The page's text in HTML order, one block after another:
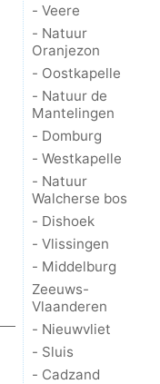
- Veere
- Natuur
Oranjezon
- Oostkapelle
- Natuur de
Mantelingen
- Domburg
- Westkapelle
- Natuur
Walcherse bos
- Dishoek
- Vlissingen
- Middelburg
Zeeuws-
Vlaanderen
- Nieuwvliet
- Sluis
- Cadzand